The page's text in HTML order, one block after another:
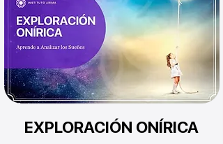
EXPLORACIÓN ONÍRICA